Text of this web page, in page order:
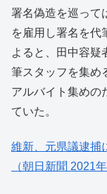
署名偽造を巡って
を雇用し署名を代
よると、田中容疑
筆スタッフを集め
アルバイト集めの
ていた。
維新、元県議逮
（朝日新聞 2021